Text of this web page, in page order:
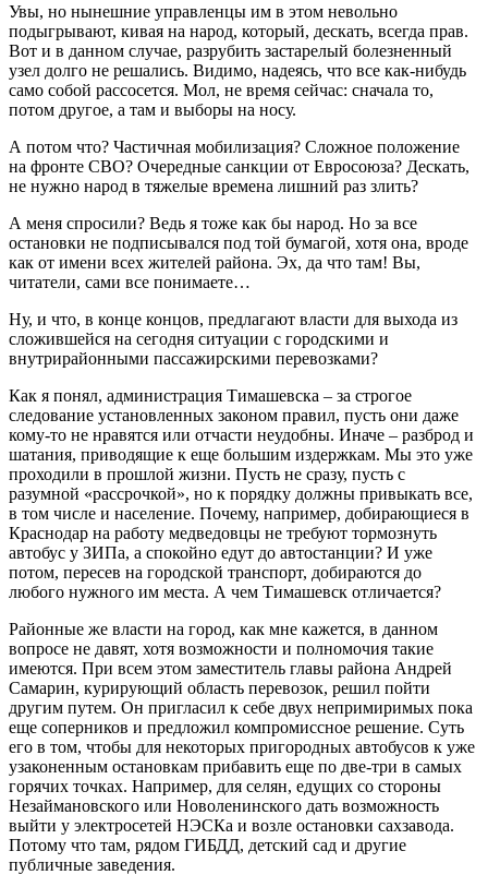
Увы, но нынешние управленцы им в этом невольно
подыгрывают, кивая на народ, который, дескать, всегда прав.
Вот и в данном случае, разрубить застарелый болезненный
узел долго не решались. Видимо, надеясь, что все как-нибудь
само собой рассосется. Мол, не время сейчас: сначала то,
потом другое, а там и выборы на носу.
А потом что? Частичная мобилизация? Сложное положение
на фронте СВО? Очередные санкции от Евросоюза? Дескать,
не нужно народ в тяжелые времена лишний раз злить?
А меня спросили? Ведь я тоже как бы народ. Но за все
остановки не подписывался под той бумагой, хотя она, вроде
как от имени всех жителей района. Эх, да что там! Вы,
читатели, сами все понимаете…
Ну, и что, в конце концов, предлагают власти для выхода из
сложившейся на сегодня ситуации с городскими и
внутрирайонными пассажирскими перевозками?
Как я понял, администрация Тимашевска – за строгое
следование установленных законом правил, пусть они даже
кому-то не нравятся или отчасти неудобны. Иначе – разброд и
шатания, приводящие к еще большим издержкам. Мы это уже
проходили в прошлой жизни. Пусть не сразу, пусть с
разумной «рассрочкой», но к порядку должны привыкать все,
в том числе и население. Почему, например, добирающиеся в
Краснодар на работу медведовцы не требуют тормознуть
автобус у ЗИПа, а спокойно едут до автостанции? И уже
потом, пересев на городской транспорт, добираются до
любого нужного им места. А чем Тимашевск отличается?
Районные же власти на город, как мне кажется, в данном
вопросе не давят, хотя возможности и полномочия такие
имеются. При всем этом заместитель главы района Андрей
Самарин, курирующий область перевозок, решил пойти
другим путем. Он пригласил к себе двух непримиримых пока
еще соперников и предложил компромиссное решение. Суть
его в том, чтобы для некоторых пригородных автобусов к уже
узаконенным остановкам прибавить еще по две-три в самых
горячих точках. Например, для селян, едущих со стороны
Незаймановского или Новоленинского дать возможность
выйти у электросетей НЭСКа и возле остановки сахзавода.
Потому что там, рядом ГИБДД, детский сад и другие
публичные заведения.